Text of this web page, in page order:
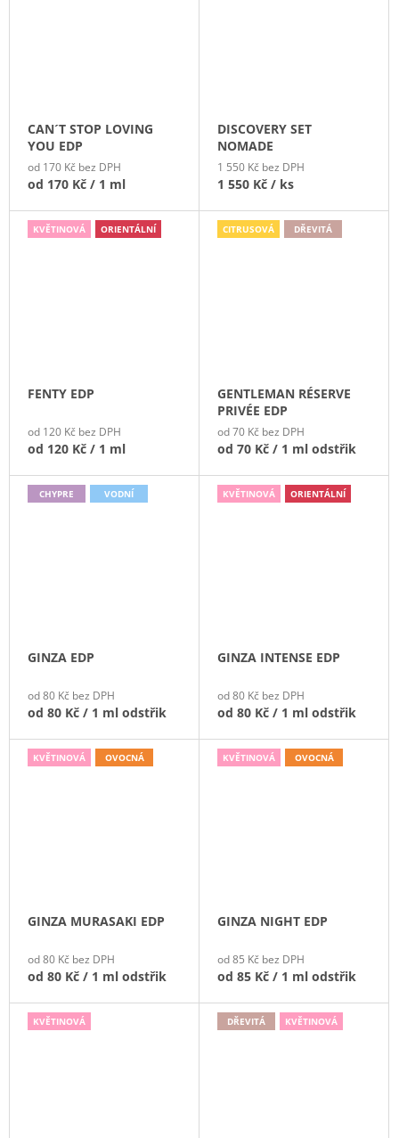
CAN´T STOP LOVING
YOU EDP
od 170 Kč bez DPH
od 170 Kč / 1 ml
DISCOVERY SET
NOMADE
1 550 Kč bez DPH
1 550 Kč / ks
KVĚTINOVÁ ORIENTÁLNÍ
FENTY EDP
od 120 Kč bez DPH
od 120 Kč / 1 ml
CITRUSOVÁ DŘEVITÁ
GENTLEMAN RÉSERVE
PRIVÉE EDP
od 70 Kč bez DPH
od 70 Kč / 1 ml odstřik
CHYPRE VODNÍ
GINZA EDP
od 80 Kč bez DPH
od 80 Kč / 1 ml odstřik
KVĚTINOVÁ ORIENTÁLNÍ
GINZA INTENSE EDP
od 80 Kč bez DPH
od 80 Kč / 1 ml odstřik
KVĚTINOVÁ OVOCNÁ
GINZA MURASAKI EDP
od 80 Kč bez DPH
od 80 Kč / 1 ml odstřik
KVĚTINOVÁ OVOCNÁ
GINZA NIGHT EDP
od 85 Kč bez DPH
od 85 Kč / 1 ml odstřik
KVĚTINOVÁ DŘEVITÁ KVĚTINOVÁ